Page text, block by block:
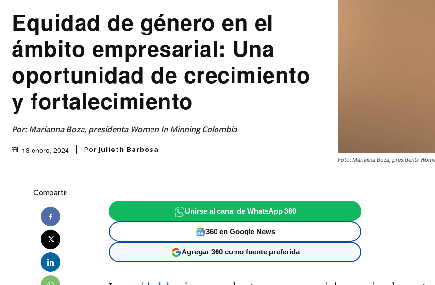
Equidad de género en el
ámbito empresarial: Una
oportunidad de crecimiento
y fortalecimiento
Por: Marianna Boza, presidenta Women In Minning Colombia
13 enero, 2024 Por Julieth Barbosa
Foto: Marianna Boza, presidenta
Compartir
Unirse al canal de WhatsApp 360
360 en Google News
Agregar 360 como fuente preferida